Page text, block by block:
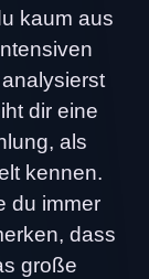
kaum aus
dir eine
als
kennen.
du immer
dass
große